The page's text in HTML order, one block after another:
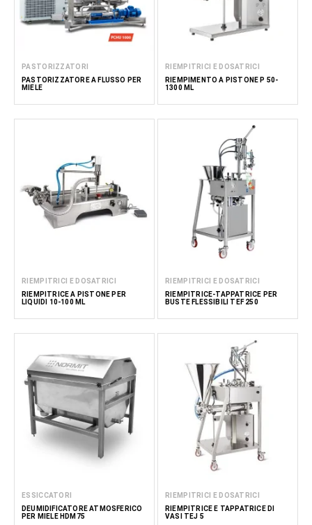
PASTORIZZATORI
PASTORIZZATORE A FLUSSO PER
MIELE
RIEMPITRICI E DOSATRICI
RIEMPIMENTO A PISTONE P 50-
1300 ML
RIEMPITRICI E DOSATRICI
RIEMPITRICE A PISTONE PER
LIQUIDI 10-100 ML
RIEMPITRICI E DOSATRICI
RIEMPITRICE-TAPPATRICE PER
BUSTE FLESSIBILI TEF 250
ESSICCATORI
DEUMIDIFICATORE ATMOSFERICO
PER MIELE HDM75
RIEMPITRICI E DOSATRICI
RIEMPITRICE E TAPPATRICE DI
VASI TEJ 5